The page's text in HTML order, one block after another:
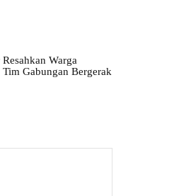
Warga
Gabungan Bergerak